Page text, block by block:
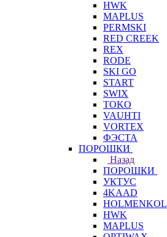
HWK
MAPLUS
PERMSKI
RED CREEK
REX
RODE
SKI GO
START
SWIX
TOKO
VAUHTI
VORTEX
ФЭСТА
ПОРОШКИ
Назад
ПОРОШКИ
УКТУС
4KAAD
HOLMENKOL
HWK
MAPLUS